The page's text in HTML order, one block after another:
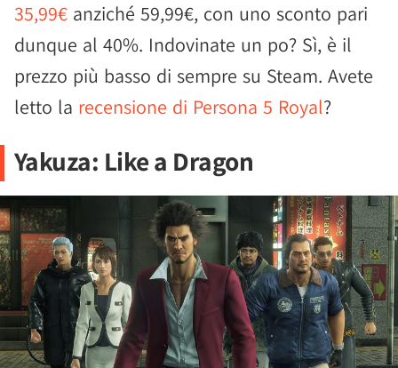
35,99€ anziché 59,99€, con uno sconto pari
dunque al 40%. Indovinate un po? Sì, è il
prezzo più basso di sempre su Steam. Avete
letto la recensione di Persona 5 Royal?
Yakuza: Like a Dragon